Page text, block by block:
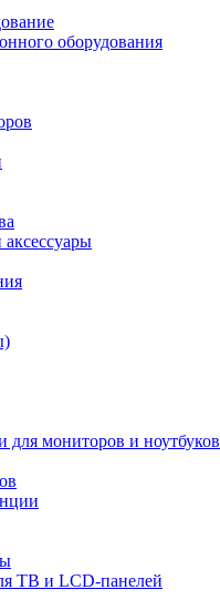
оборудования
мониторов и ноутбуков
ТВ и LCD-панелей